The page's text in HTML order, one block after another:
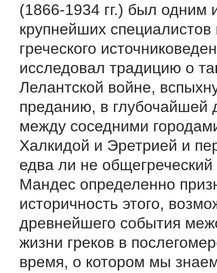
(1866-1934 гг.) был одним
крупнейших специалистов
греческого
исследовал традицию о
Лелантской войне,
преданию, в глубочайшей
между соседними
Халкидой и Эретрией и
едва ли не общегреческий
Мандес определенно
историчность этого,
древнейшего события
жизни греков в
время, о котором мы